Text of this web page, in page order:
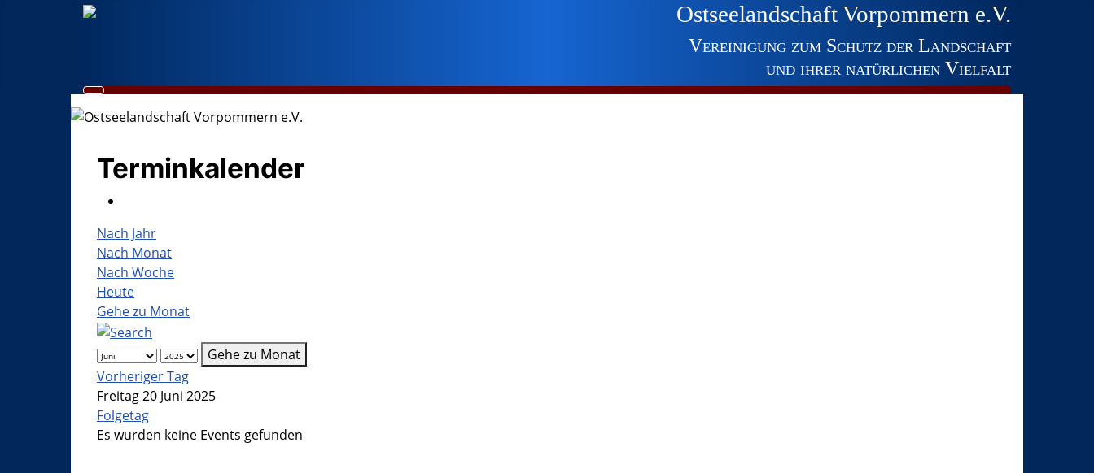
Vereinigung zum Schutz der Landschaft
und ihrer natürlichen Vielfalt
Ostseelandschaft Vorpommern e.V.
Terminkalender
Nach Jahr
Nach Monat
Nach Woche
Heute
Gehe zu Monat
Gehe zu Monat
Vorheriger Tag
Freitag 20 Juni 2025
Folgetag
Es wurden keine Events gefunden